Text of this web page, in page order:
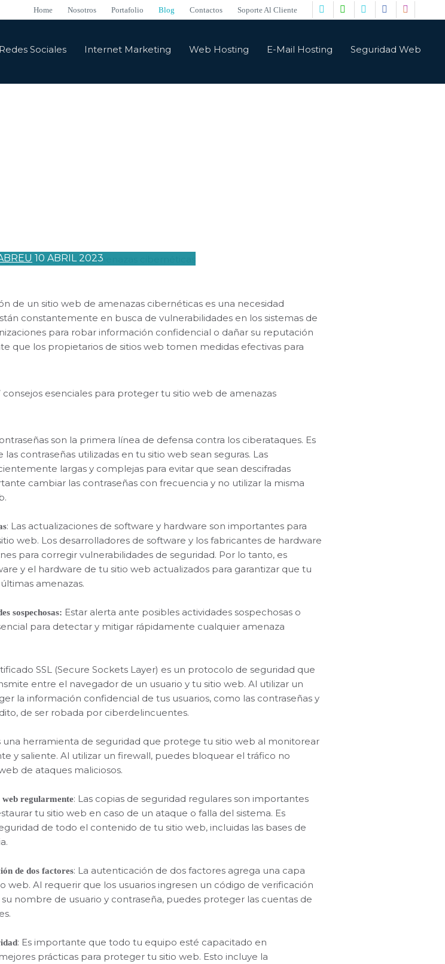
Home Nosotros Portafolio Blog Contactos Soporte Al Cliente
Redes Sociales Internet Marketing Web Hosting E-Mail Hosting Seguridad Web
10 ABRIL 2023
de un sitio web de amenazas cibernéticas es una necesidad
constantemente en busca de vulnerabilidades en los sistemas de
para robar información confidencial o dañar su reputación
que los propietarios de sitios web tomen medidas efectivas para
esenciales para proteger tu sitio web de amenazas
son la primera línea de defensa contra los ciberataques. Es
contraseñas utilizadas en tu sitio web sean seguras. Las
largas y complejas para evitar que sean descifradas
cambiar las contraseñas con frecuencia y no utilizar la misma
: Las actualizaciones de software y hardware son importantes para
web. Los desarrolladores de software y los fabricantes de hardware
para corregir vulnerabilidades de seguridad. Por lo tanto, es
y el hardware de tu sitio web actualizados para garantizar que tu
amenazas.
sospechosas: Estar alerta ante posibles actividades sospechosas o
para detectar y mitigar rápidamente cualquier amenaza
SSL (Secure Sockets Layer) es un protocolo de seguridad que
entre el navegador de un usuario y tu sitio web. Al utilizar un
la información confidencial de tus usuarios, como las contraseñas y
de ser robada por ciberdelincuentes.
una herramienta de seguridad que protege tu sitio web al monitorear
y saliente. Al utilizar un firewall, puedes bloquear el tráfico no
de ataques maliciosos.
web regularmente: Las copias de seguridad regulares son importantes
tu sitio web en caso de un ataque o falla del sistema. Es
de todo el contenido de tu sitio web, incluidas las bases de
de dos factores: La autenticación de dos factores agrega una capa
web. Al requerir que los usuarios ingresen un código de verificación
nombre de usuario y contraseña, puedes proteger las cuentas de
: Es importante que todo tu equipo esté capacitado en
prácticas para proteger tu sitio web. Esto incluye la